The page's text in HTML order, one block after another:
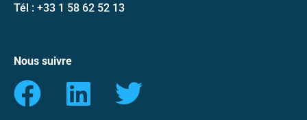
Tél : +33 1 58 62 52 13
Nous suivre